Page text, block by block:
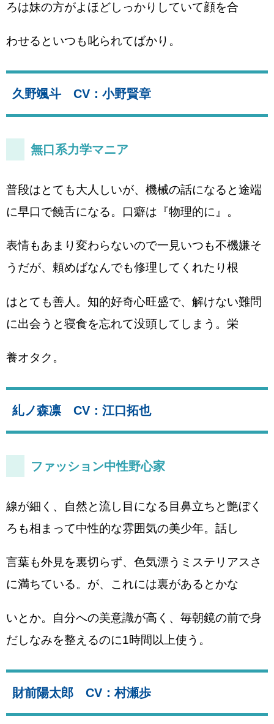
ろは妹の方がよほどしっかりしていて顔を合
わせるといつも叱られてばかり。
久野颯斗 CV：小野賢章
無口系力学マニア
普段はとても大人しいが、機械の話になると途端
に早口で饒舌になる。口癖は『物理的に』。
表情もあまり変わらないので一見いつも不機嫌そ
うだが、頼めばなんでも修理してくれたり根
はとても善人。知的好奇心旺盛で、解けない難問
に出会うと寝食を忘れて没頭してしまう。栄
養オタク。
糺ノ森凛 CV：江口拓也
ファッション中性野心家
線が細く、自然と流し目になる目鼻立ちと艶ぼく
ろも相まって中性的な雰囲気の美少年。話し
言葉も外見を裏切らず、色気漂うミステリアスさ
に満ちている。が、これには裏があるとかな
いとか。自分への美意識が高く、毎朝鏡の前で身
だしなみを整えるのに1時間以上使う。
財前陽太郎 CV：村瀬歩